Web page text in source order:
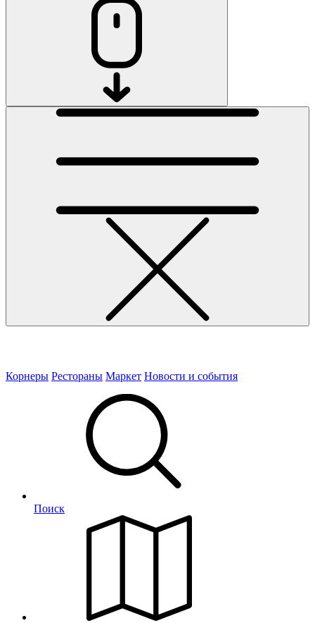
Корнеры Рестораны Маркет Новости и события
Поиск